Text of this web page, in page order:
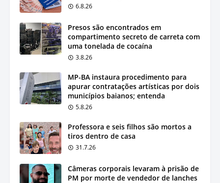
6.8.26
Presos são encontrados em
compartimento secreto de carreta com
uma tonelada de cocaína
3.8.26
MP-BA instaura procedimento para
apurar contratações artísticas por dois
municípios baianos; entenda
5.8.26
Professora e seis filhos são mortos a
tiros dentro de casa
31.7.26
Câmeras corporais levaram à prisão de
PM por morte de vendedor de lanches